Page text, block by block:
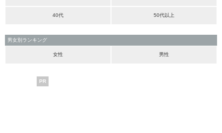
40代 50代以上
男女別ランキング
女性 男性
PR